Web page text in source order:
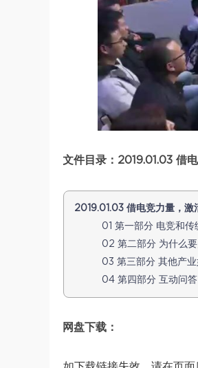
文件目录：2019.01.03 借
2019.01.03 借电竞力量，
01 第一部分 电竞和
02 第二部分 为什么
03 第三部分 其他产
04 第四部分 互动问
网盘下载：